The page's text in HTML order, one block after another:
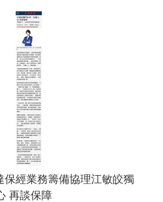
保經業務籌備協理江敏皎獨
再談保障